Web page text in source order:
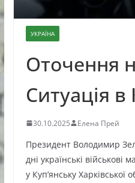
УКРАЇНА
Оточення
Ситуація в
30.10.2025 Елена Прей
Президент Володимир
дні українські
у Куп’янську Харківської